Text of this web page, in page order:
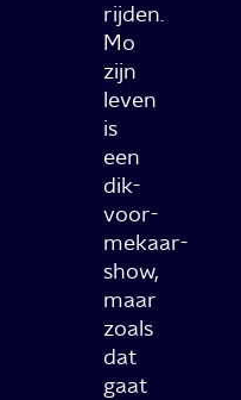
rijden.
Mo
zijn
leven
is
een
dik-
voor-
mekaar-
show,
maar
zoals
dat
gaat